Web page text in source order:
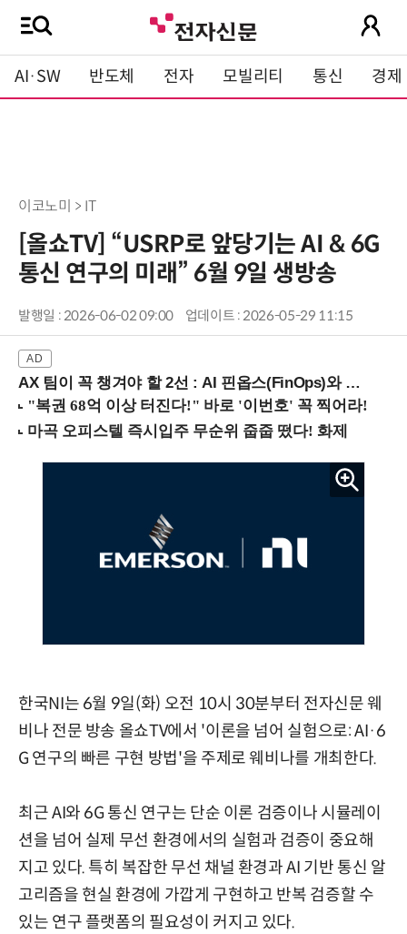
AI·SW 반도체 전자 모빌리티 통신 경제
이코노미 > IT
[올쇼TV] “USRP로 앞당기는 AI & 6G
통신 연구의 미래” 6월 9일 생방송
발행일 : 2026-06-02 09:00 업데이트 : 2026-05-29 11:15
AX 팀이 꼭 챙겨야 할 2선 : AI 핀옵스(FinOps)와 토큰 거버넌스 (8/21 잠실역)
한국NI는 6월 9일(화) 오전 10시 30분부터 전자신문 웨
비나 전문 방송 올쇼TV에서 '이론을 넘어 실험으로: AI·6
G 연구의 빠른 구현 방법'을 주제로 웨비나를 개최한다.
최근 AI와 6G 통신 연구는 단순 이론 검증이나 시뮬레이
션을 넘어 실제 무선 환경에서의 실험과 검증이 중요해
지고 있다. 특히 복잡한 무선 채널 환경과 AI 기반 통신 알
고리즘을 현실 환경에 가깝게 구현하고 반복 검증할 수
있는 연구 플랫폼의 필요성이 커지고 있다.